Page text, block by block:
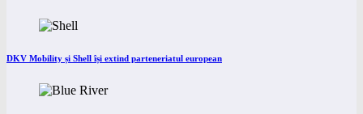
DKV Mobility și Shell își extind parteneriatul european